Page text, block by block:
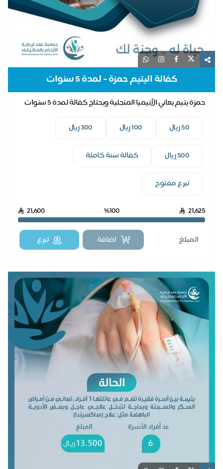
كفالة اليتيم حمزة - لمدة 5 سنوات
حمزة يتيم يعاني الأنيميا المنجلية ويحتاج كفالة لمدة 5 سنوات
كفالة سنة كاملة
تبرع مفتوح
21,625
%100
21,600
اضافة تبرع